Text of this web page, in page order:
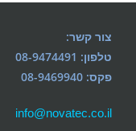
צור קשר:
טלפון: 08-9474491
פקס: 08-9469940
info@novatec.co.il